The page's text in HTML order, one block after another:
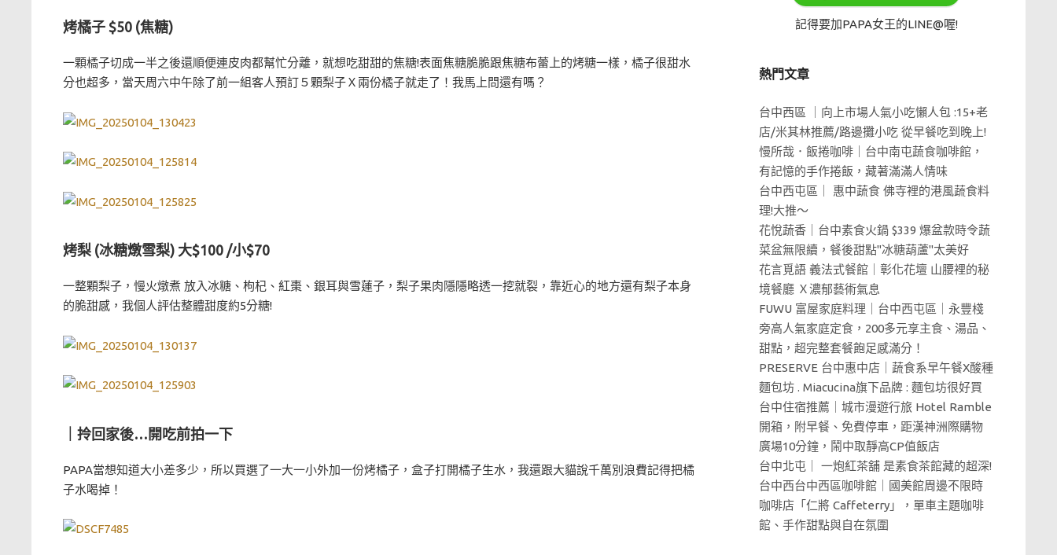
烤橘子 $50 (焦糖)
一顆橘子切成一半之後還順便連皮肉都幫忙分離，就想吃甜甜的焦糖!表面焦糖脆脆跟焦糖布蕾上的烤糖一樣，橘子很甜水
分也超多，當天周六中午除了前一組客人預訂５顆梨子Ｘ兩份橘子就走了！我馬上問還有嗎？
烤梨 (冰糖燉雪梨) 大$100 /小$70
一整顆梨子，慢火燉煮 放入冰糖、枸杞、紅棗、銀耳與雪蓮子，梨子果肉隱隱略透一挖就裂，靠近心的地方還有梨子本身
的脆甜感，我個人評估整體甜度約5分糖!
｜拎回家後…開吃前拍一下
PAPA當想知道大小差多少，所以買選了一大一小外加一份烤橘子，盒子打開橘子生水，我還跟大貓說千萬別浪費記得把橘
子水喝掉！
記得要加PAPA女王的LINE@喔!
熱門文章
台中西區 ｜向上市場人氣小吃懶人包 :15+老
店/米其林推薦/路邊攤小吃 從早餐吃到晚上!
慢所哉．飯捲咖啡｜台中南屯蔬食咖啡館，
有記憶的手作捲飯，藏著滿滿人情味
台中西屯區｜ 惠中蔬食 佛寺裡的港風蔬食料
理!大推～
花悅蔬香｜台中素食火鍋 $339 爆盆款時令蔬
菜盆無限續，餐後甜點"冰糖葫蘆"太美好
花言覓語 義法式餐館｜彰化花壇 山腰裡的秘
境餐廳 Ｘ濃郁藝術氣息
FUWU 富屋家庭料理｜台中西屯區｜永豐棧
旁高人氣家庭定食，200多元享主食、湯品、
甜點，超完整套餐飽足感滿分！
PRESERVE 台中惠中店｜蔬食系早午餐X酸種
麵包坊 . Miacucina旗下品牌 : 麵包坊很好買
台中住宿推薦｜城市漫遊行旅 Hotel Ramble
開箱，附早餐、免費停車，距漢神洲際購物
廣場10分鐘，鬧中取靜高CP值飯店
台中北屯｜ 一炮紅茶舖 是素食茶館藏的超深!
台中西台中西區咖啡館｜國美館周邊不限時
咖啡店「仁將 Caffeterry」，單車主題咖啡
館、手作甜點與自在氛圍